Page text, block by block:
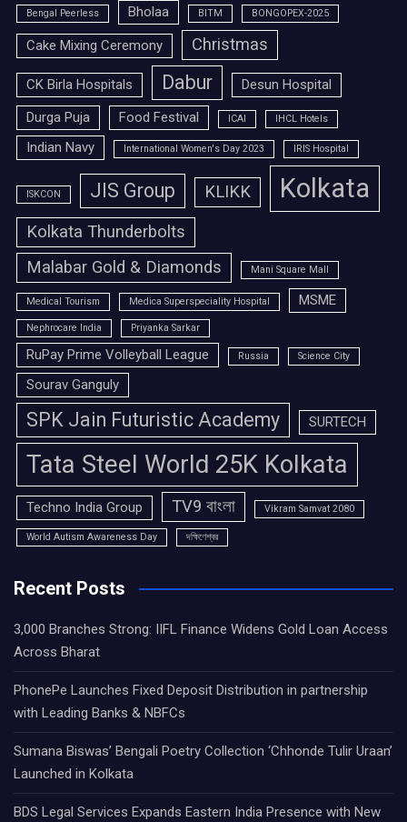
Bengal Peerless Bholaa BITM BONGOPEX-2025
Cake Mixing Ceremony Christmas
CK Birla Hospitals Dabur
Desun Hospital
Durga Puja
Food Festival ICAI IHCL Hotels
Indian Navy International Women's Day 2023 IRIS Hospital
ISKCON JIS Group KLIKK Kolkata
Kolkata Thunderbolts
Malabar Gold & Diamonds
Mani Square Mall
Medical Tourism Medica Superspeciality Hospital MSME
Nephrocare India Priyanka Sarkar
RuPay Prime Volleyball League Russia Science City
Sourav Ganguly
SPK Jain Futuristic Academy SURTECH
Tata Steel World 25K Kolkata
Techno India Group TV9 বাংলা Vikram Samvat 2080
World Autism Awareness Day দক্ষিণেশ্বর
Recent Posts
3,000 Branches Strong: IIFL Finance Widens Gold Loan Access
Across Bharat
PhonePe Launches Fixed Deposit Distribution in partnership
with Leading Banks & NBFCs
Sumana Biswas’ Bengali Poetry Collection ‘Chhonde Tulir Uraan’
Launched in Kolkata
BDS Legal Services Expands Eastern India Presence with New